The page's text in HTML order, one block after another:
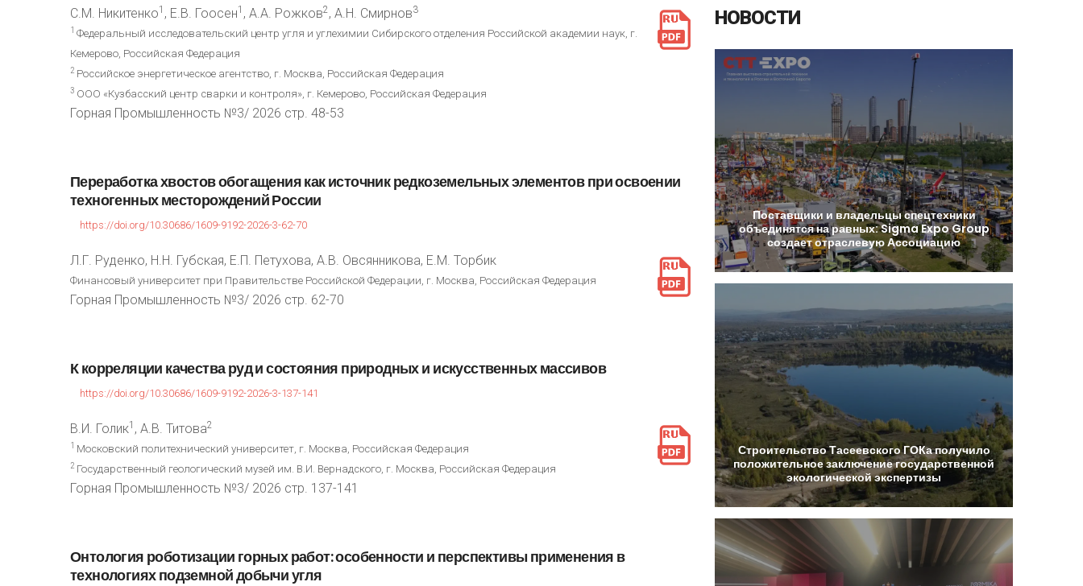
С.М. Никитенко1 , Е.В. Гоосен1 , А.А. Рожков2, А.Н. Смирнов3
1 Федеральный исследовательский центр угля и углехимии Сибирского отделения Российской академии наук, г.
Кемерово, Российская Федерация
2 Российское энергетическое агентство, г. Москва, Российская Федерация
3 ООО «Кузбасский центр сварки и контроля», г. Кемерово, Российская Федерация
Горная Промышленность №3/ 2026 стр. 48-53
Переработкахвостовобогащениякакисточникредкоземельныхэлементовприосвоении
техногенныхместорожденийРоссии
https://doi.org/10.30686/1609-9192-2026-3-62-70
Л.Г. Руденко, Н.Н. Губская, Е.П. Петухова, А.В. Овсянникова, Е.М. Торбик
Финансовый университет при Правительстве Российской Федерации, г. Москва, Российская Федерация
Горная Промышленность №3/ 2026 стр. 62-70
Ккорреляции качестварудисостояния природныхи искусственныхмассивов
https://doi.org/10.30686/1609-9192-2026-3-137-141
В.И. Голик1 , А.В. Титова2
1 Московский политехнический университет, г. Москва, Российская Федерация
2 Государственный геологический музей им. В.И. Вернадского, г. Москва, Российская Федерация
Горная Промышленность №3/ 2026 стр. 137-141
Онтология роботизации горныхработ:особенности и перспективыприменения в
технологияхподземнойдобычиугля
НОВОСТИ
Поставщики и владельцыспецтехники
объединятсянаравных:SigmaExpoGroup
создаетотраслевуюАссоциацию
СтроительствоТасеевскогоГОКаполучило
положительноезаключениегосударственной
экологическойэкспертизы